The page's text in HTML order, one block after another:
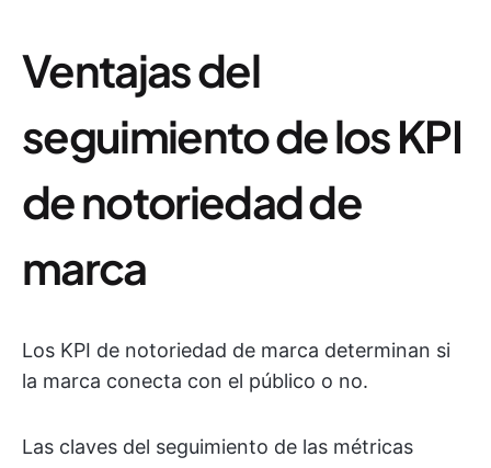
Ventajas del
seguimiento de los KPI
de notoriedad de
marca
Los KPI de notoriedad de marca determinan si
la marca conecta con el público o no.
Las claves del seguimiento de las métricas